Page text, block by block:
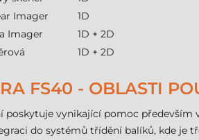
Imager
1D
Imager
1D + 2D
1D + 2D
FS40 - OBLASTI
poskytuje vynikající pomoc především
do systémů třídění balíků, kde je